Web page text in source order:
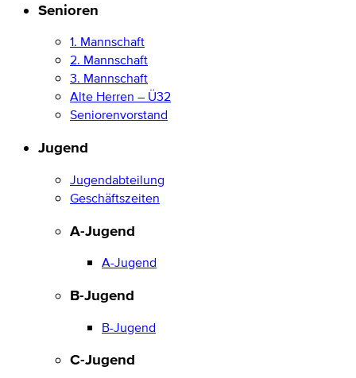
Senioren
1. Mannschaft
2. Mannschaft
3. Mannschaft
Alte Herren – Ü32
Seniorenvorstand
Jugend
Jugendabteilung
Geschäftszeiten
A-Jugend
A-Jugend
B-Jugend
B-Jugend
C-Jugend